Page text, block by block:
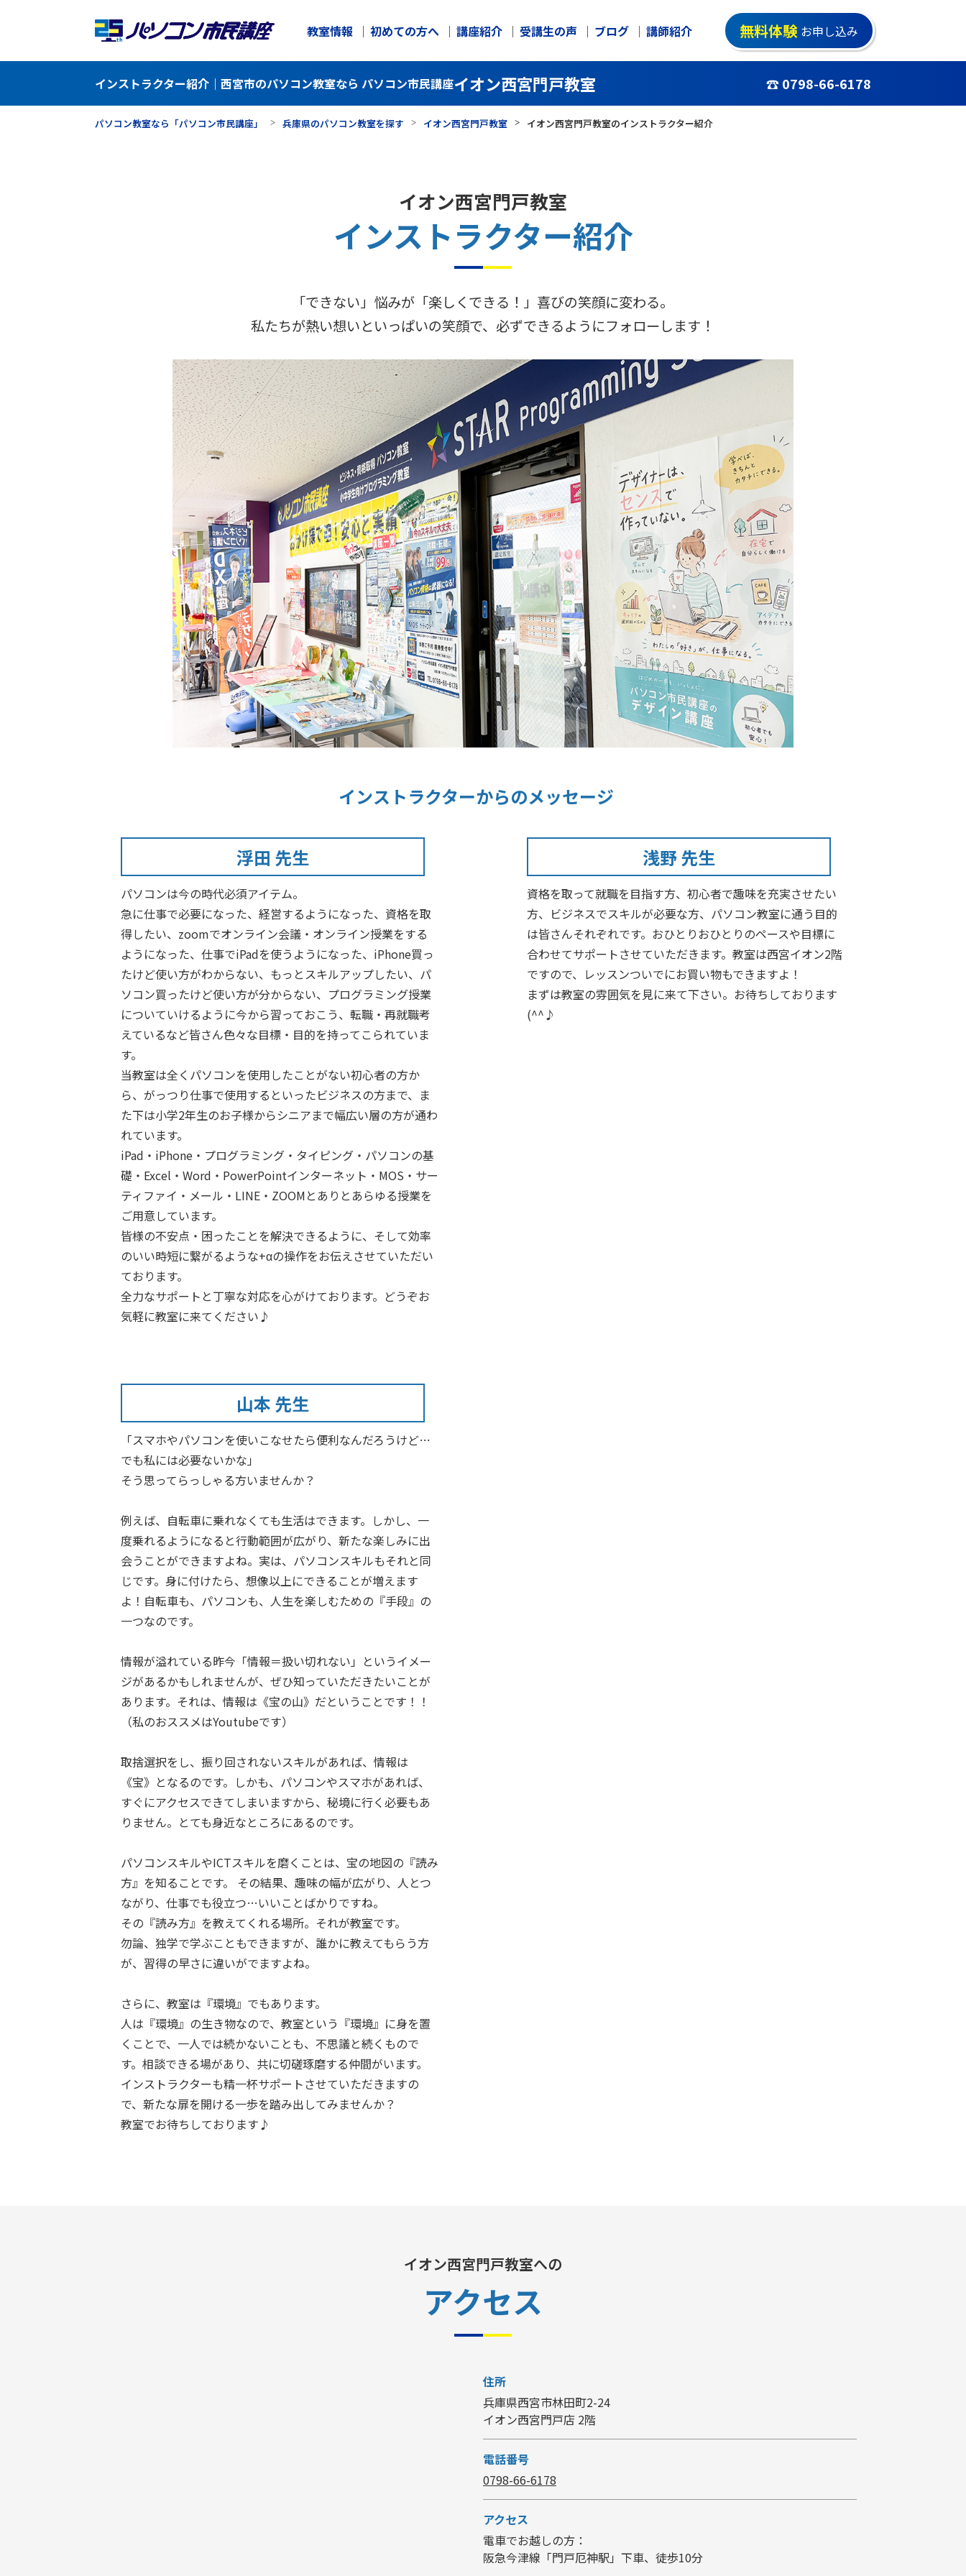
教室情報 初めての方へ 講座紹介 受講生の声 ブログ 講師紹介 無料体験 お申し込み
インストラクター紹介｜西宮市のパソコン教室なら パソコン市民講座イオン西宮門戸教室 ☎ 0798-66-6178
パソコン教室なら「パソコン市民講座」 兵庫県のパソコン教室を探す イオン西宮門戸教室 イオン西宮門戸教室のインストラクター紹介
イオン西宮門戸教室
インストラクター紹介
「できない」悩みが「楽しくできる！」喜びの笑顔に変わる。
私たちが熱い想いといっぱいの笑顔で、必ずできるようにフォローします！
インストラクターからのメッセージ
浮田 先生
パソコンは今の時代必須アイテム。
急に仕事で必要になった、経営するようになった、資格を取
得したい、zoomでオンライン会議・オンライン授業をする
ようになった、仕事でiPadを使うようになった、iPhone買っ
たけど使い方がわからない、もっとスキルアップしたい、パ
ソコン買ったけど使い方が分からない、プログラミング授業
についていけるように今から習っておこう、転職・再就職考
えているなど皆さん色々な目標・目的を持ってこられていま
す。
当教室は全くパソコンを使用したことがない初心者の方か
ら、がっつり仕事で使用するといったビジネスの方まで、ま
た下は小学2年生のお子様からシニアまで幅広い層の方が通わ
れています。
iPad・iPhone・プログラミング・タイピング・パソコンの基
礎・Excel・Word・PowerPointインターネット・MOS・サー
ティファイ・メール・LINE・ZOOMとありとあらゆる授業を
ご用意しています。
皆様の不安点・困ったことを解決できるように、そして効率
のいい時短に繋がるような+αの操作をお伝えさせていただい
ております。
全力なサポートと丁寧な対応を心がけております。どうぞお
気軽に教室に来てください♪
浅野 先生
資格を取って就職を目指す方、初心者で趣味を充実させたい
方、ビジネスでスキルが必要な方、パソコン教室に通う目的
は皆さんそれぞれです。おひとりおひとりのペースや目標に
合わせてサポートさせていただきます。教室は西宮イオン2階
ですので、レッスンついでにお買い物もできますよ！
まずは教室の雰囲気を見に来て下さい。お待ちしております
(^^♪
山本 先生
「スマホやパソコンを使いこなせたら便利なんだろうけど…
でも私には必要ないかな」
そう思ってらっしゃる方いませんか？
例えば、自転車に乗れなくても生活はできます。しかし、一
度乗れるようになると行動範囲が広がり、新たな楽しみに出
会うことができますよね。実は、パソコンスキルもそれと同
じです。身に付けたら、想像以上にできることが増えます
よ！自転車も、パソコンも、人生を楽しむための『手段』の
一つなのです。
情報が溢れている昨今「情報＝扱い切れない」というイメー
ジがあるかもしれませんが、ぜひ知っていただきたいことが
あります。それは、情報は《宝の山》だということです！！
（私のおススメはYoutubeです）
取捨選択をし、振り回されないスキルがあれば、情報は
《宝》となるのです。しかも、パソコンやスマホがあれば、
すぐにアクセスできてしまいますから、秘境に行く必要もあ
りません。とても身近なところにあるのです。
パソコンスキルやICTスキルを磨くことは、宝の地図の『読み
方』を知ることです。 その結果、趣味の幅が広がり、人とつ
ながり、仕事でも役立つ…いいことばかりですね。
その『読み方』を教えてくれる場所。それが教室です。
勿論、独学で学ぶこともできますが、誰かに教えてもらう方
が、習得の早さに違いがでますよね。
さらに、教室は『環境』でもあります。
人は『環境』の生き物なので、教室という『環境』に身を置
くことで、一人では続かないことも、不思議と続くもので
す。相談できる場があり、共に切磋琢磨する仲間がいます。
インストラクターも精一杯サポートさせていただきますの
で、新たな扉を開ける一歩を踏み出してみませんか？
教室でお待ちしております♪
イオン西宮門戸教室への
アクセス
住所
兵庫県西宮市林田町2-24
イオン西宮門戸店 2階
電話番号
0798-66-6178
アクセス
電車でお越しの方：
阪急今津線「門戸厄神駅」下車、徒歩10分